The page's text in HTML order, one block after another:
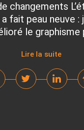
changements
fait peau neuve :
le graphisme
Lire la suite